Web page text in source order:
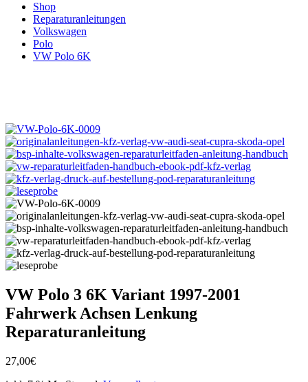
Shop
Reparaturanleitungen
Volkswagen
Polo
VW Polo 6K
VW Polo 3 6K Variant 1997-2001
Fahrwerk Achsen Lenkung
Reparaturanleitung
27,00€